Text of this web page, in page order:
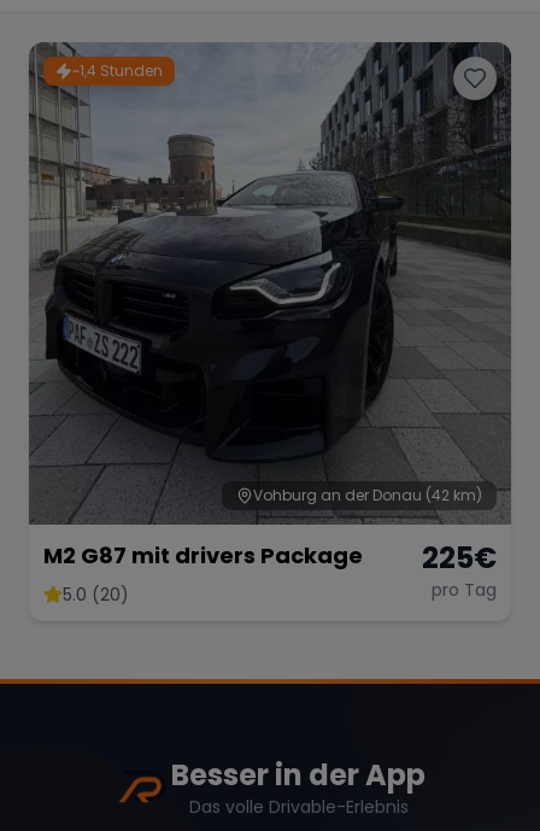
Porsche Lamborghini Ferrari
McLaren Jaguar
Tesla Chevrolet
Bentley Aston Martin
Bugatti Lotus Maserati
Wann
Zeitraum wählen
~1,4 Stunden
Vohburg an der Donau (42 km)
M2 G87 mit drivers Package
5.0 (20)
225€
pro Tag
Besser in der App
Das volle Drivable-Erlebnis